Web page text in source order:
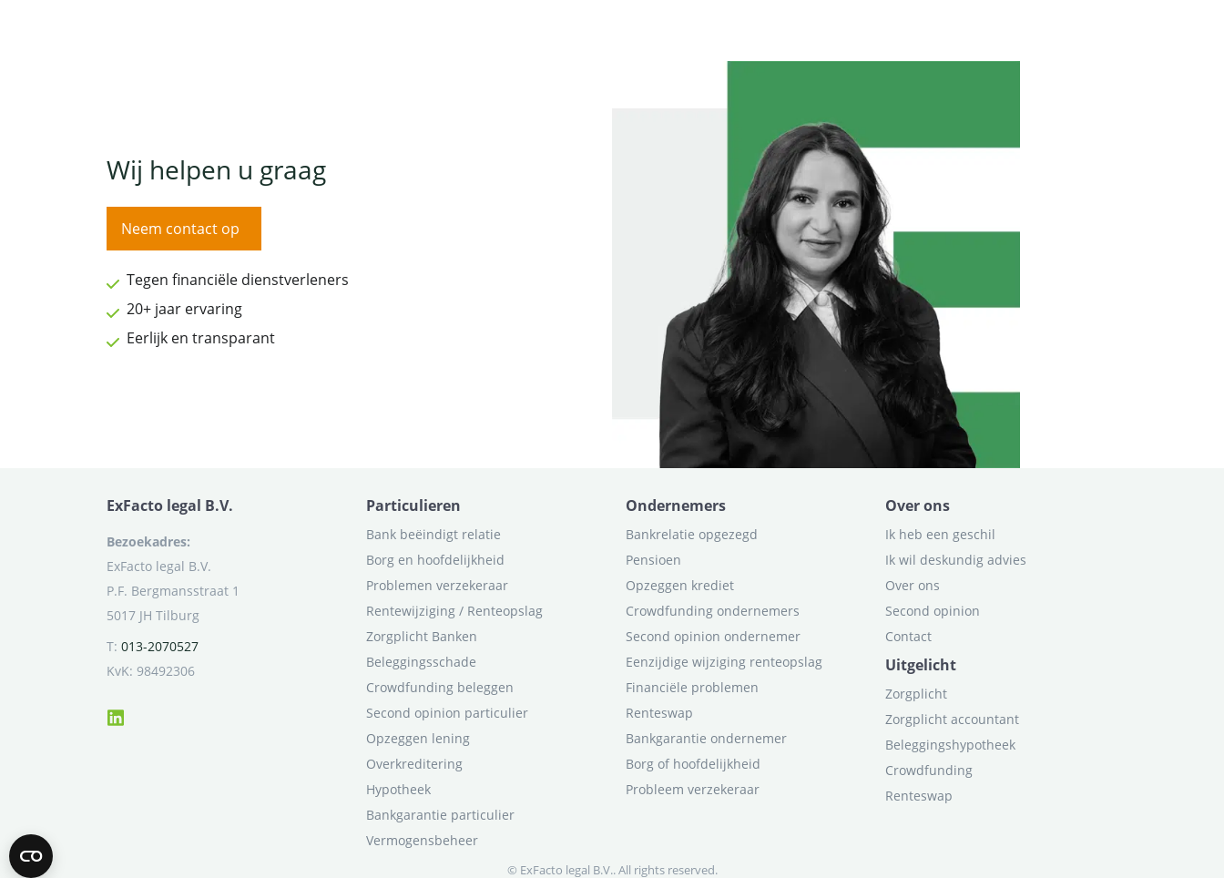
Wij helpen u graag
Neem contact op
Tegen financiële dienstverleners
20+ jaar ervaring
Eerlijk en transparant
ExFacto legal B.V.
Bezoekadres:
ExFacto legal B.V.
P.F. Bergmansstraat 1
5017 JH Tilburg
T: 013-2070527
KvK: 98492306
Particulieren
Bank beëindigt relatie
Borg en hoofdelijkheid
Problemen verzekeraar
Rentewijziging / Renteopslag
Zorgplicht Banken
Beleggingsschade
Crowdfunding beleggen
Second opinion particulier
Opzeggen lening
Overkreditering
Hypotheek
Bankgarantie particulier
Vermogensbeheer
Ondernemers
Bankrelatie opgezegd
Pensioen
Opzeggen krediet
Crowdfunding ondernemers
Second opinion ondernemer
Eenzijdige wijziging renteopslag
Financiële problemen
Renteswap
Bankgarantie ondernemer
Borg of hoofdelijkheid
Probleem verzekeraar
Over ons
Ik heb een geschil
Ik wil deskundig advies
Over ons
Second opinion
Contact
Uitgelicht
Zorgplicht
Zorgplicht accountant
Beleggingshypotheek
Crowdfunding
Renteswap
© ExFacto legal B.V.. All rights reserved.